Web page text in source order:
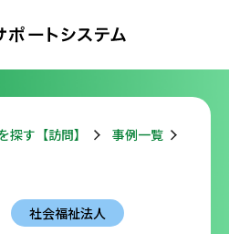
探す【訪問】
事例一覧
社会福祉法人